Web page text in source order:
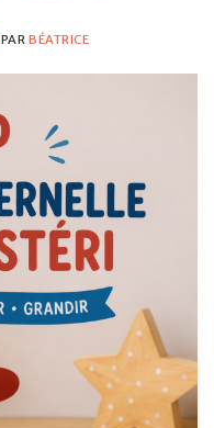
PARBÉATRICE